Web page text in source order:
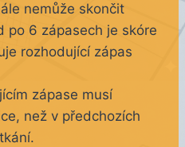
nemůže skončit
po 6 zápasech je skóre
rozhodující zápas
zápase musí
než v předchozích